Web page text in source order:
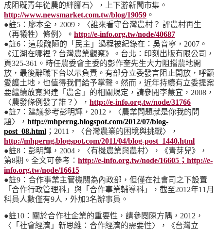
成阻礙青年從農的絆腳石〉，上下游新聞市集。
http://www.newsmarket.com.tw/blog/19059 。
●註5：廖本全，2009，〈誰來看守台灣農村？ 評農村再生
（再犧牲）條例〉。 http://e-info.org.tw/node/40687
●註6：這段醜陋的「民主」過程被紀錄在：吳音寧，2007。
《江湖在哪裡？台灣農業觀察》。台北：印刻出版有限公司，
頁325-361。時任農委會主委的彭作奎先生大力阻擋農地開
放，最後辭職下台以示負責。有部分立委發言阻止開放，呼籲
愛護土地，也值得我們給予掌聲。然而，近年持續有立委提案
要繼續放寬興建「農舍」的相關規定，請參閱李慧宜，2008，
〈農發條例發了誰？〉， http://e-info.org.tw/node/31766
●註7：建議參考彭明輝，2012，〈農業問題就是你我的問
題〉， http://mhperng.blogspot.com/2012/07/blog-
post_08.html ；2011，〈台灣農業的困境與挑戰〉，
http://mhperng.blogspot.com/2011/04/blog-post_1440.html
●註8：彭明輝，2004，〈有機農業與農村〉，《青芽兒》，
第8期。全文可參考： http://e-info.org.tw/node/16605；http://e-
info.org.tw/node/16615
●註9：合作事業主管機關為內政部，但僅在社會司之下設置
「合作行政管理科」與「合作事業輔導科」，截至2012年11月
科員人數僅有9人，外加3名辦事員。
●註10：關於合作社企業的重要性，請參閱陳方隅，2012，
〈「社會經濟」新思維：合作經濟的需要性〉，《台灣立